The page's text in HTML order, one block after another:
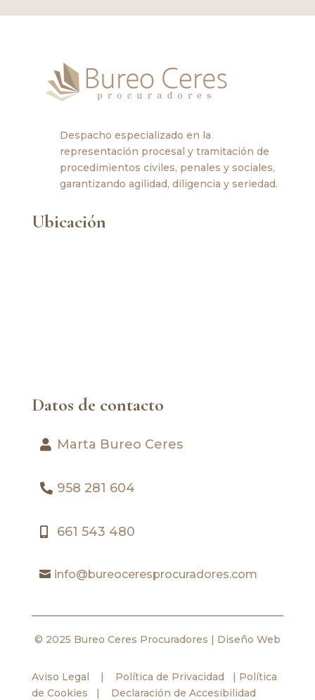
Despacho especializado en la
representación procesal y tramitación de
procedimientos civiles, penales y sociales,
garantizando agilidad, diligencia y seriedad.
Ubicación
Datos de contacto
Marta Bureo Ceres
958 281 604
661 543 480
info@bureoceresprocuradores.com
© 2025 Bureo Ceres Procuradores | Diseño Web
Aviso Legal Política de Privacidad
Política
de Cookies
Declaración de Accesibilidad